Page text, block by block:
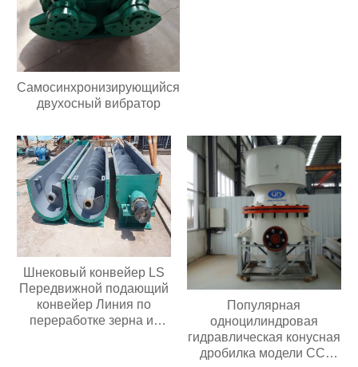
Самосинхронизирующийся
двухосный вибратор
Шнековый конвейер LS
Передвижной подающий
конвейер Линия по
переработке зерна из
Популярная
одноцилиндровая
гидравлическая конусная
дробилка модели CC,